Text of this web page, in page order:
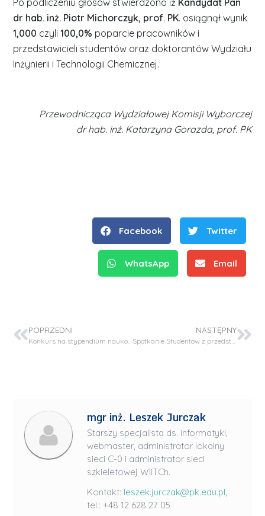
Po podliczeniu głosów stwierdzono iż Kandydat Pan
dr hab. inż. Piotr Michorczyk, prof. PK. osiągnął wynik
1,000 czyli100,0% poparcie pracowników i
przedstawicieli studentów oraz doktorantów Wydziału
Inżynierii i Technologii Chemicznej.
Przewodnicząca Wydziałowej Komisji Wyborczej
dr hab. inż. Katarzyna Gorazda, prof. PK
Facebook Twitter
WhatsApp Email
POPRZEDNI
Konkurs na stypendium naukowe dla studenta/doktoranta stypendysty w Projekcie OPUS 26 (NCN)
NASTĘPNY
Spotkanie Studentów z przedstawicielami firm współpracujących z Katedrą Inżynierii Chemicznej i Procesowej
mgr inż. Leszek Jurczak
Starszy specjalista ds. informatyki,
webmaster, administrator lokalny
sieci C-0 i administrator sieci
szkieletowej WIiTCh.
Kontakt: leszek.jurczak@pk.edu.pl,
tel.: +48 12 628 27 05